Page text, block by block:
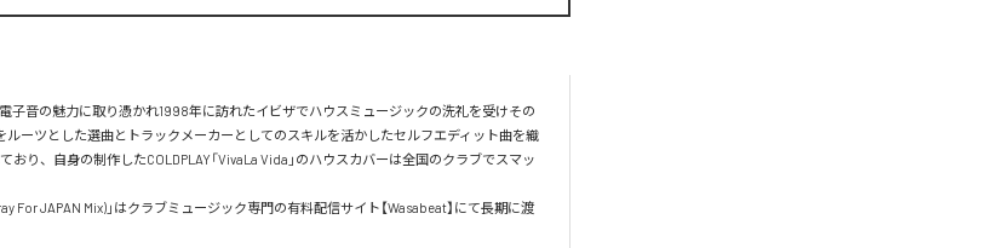
子音の魅力に取り憑かれ1998年に訪れたイビザでハウスミュージックの洗礼を受けその
ルーツとした選曲とトラックメーカーとしてのスキルを活かしたセルフエディット曲を織
おり、自身の制作したCOLDPLAY「VivaLa Vida」のハウスカバーは全国のクラブでスマッ
For JAPAN Mix)」はクラブミュージック専門の有料配信サイト【Wasabeat】にて長期に渡